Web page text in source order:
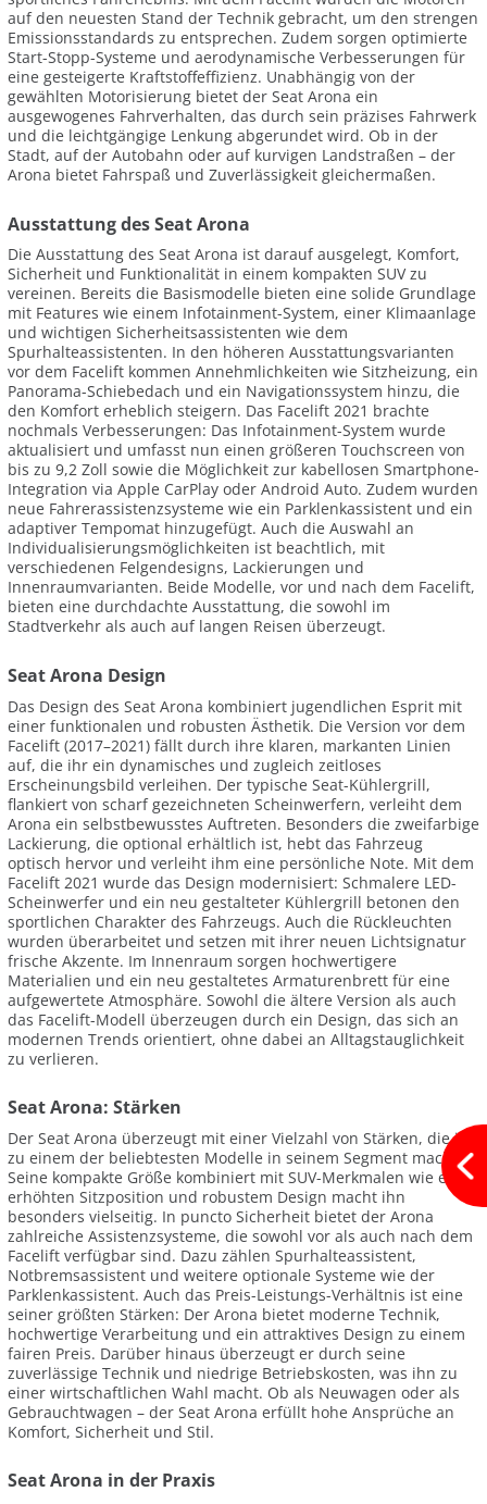
auf den neuesten Stand der Technik gebracht, um den strengen
Emissionsstandards zu entsprechen. Zudem sorgen optimierte
Start-Stopp-Systeme und aerodynamische Verbesserungen für
eine gesteigerte Kraftstoffeffizienz. Unabhängig von der
gewählten Motorisierung bietet der Seat Arona ein
ausgewogenes Fahrverhalten, das durch sein präzises Fahrwerk
und die leichtgängige Lenkung abgerundet wird. Ob in der
Stadt, auf der Autobahn oder auf kurvigen Landstraßen – der
Arona bietet Fahrspaß und Zuverlässigkeit gleichermaßen.
Ausstattung des Seat Arona
Die Ausstattung des Seat Arona ist darauf ausgelegt, Komfort,
Sicherheit und Funktionalität in einem kompakten SUV zu
vereinen. Bereits die Basismodelle bieten eine solide Grundlage
mit Features wie einem Infotainment-System, einer Klimaanlage
und wichtigen Sicherheitsassistenten wie dem
Spurhalteassistenten. In den höheren Ausstattungsvarianten
vor dem Facelift kommen Annehmlichkeiten wie Sitzheizung, ein
Panorama-Schiebedach und ein Navigationssystem hinzu, die
den Komfort erheblich steigern. Das Facelift 2021 brachte
nochmals Verbesserungen: Das Infotainment-System wurde
aktualisiert und umfasst nun einen größeren Touchscreen von
bis zu 9,2 Zoll sowie die Möglichkeit zur kabellosen Smartphone-
Integration via Apple CarPlay oder Android Auto. Zudem wurden
neue Fahrerassistenzsysteme wie ein Parklenkassistent und ein
adaptiver Tempomat hinzugefügt. Auch die Auswahl an
Individualisierungsmöglichkeiten ist beachtlich, mit
verschiedenen Felgendesigns, Lackierungen und
Innenraumvarianten. Beide Modelle, vor und nach dem Facelift,
bieten eine durchdachte Ausstattung, die sowohl im
Stadtverkehr als auch auf langen Reisen überzeugt.
Seat Arona Design
Das Design des Seat Arona kombiniert jugendlichen Esprit mit
einer funktionalen und robusten Ästhetik. Die Version vor dem
Facelift (2017–2021) fällt durch ihre klaren, markanten Linien
auf, die ihr ein dynamisches und zugleich zeitloses
Erscheinungsbild verleihen. Der typische Seat-Kühlergrill,
flankiert von scharf gezeichneten Scheinwerfern, verleiht dem
Arona ein selbstbewusstes Auftreten. Besonders die zweifarbige
Lackierung, die optional erhältlich ist, hebt das Fahrzeug
optisch hervor und verleiht ihm eine persönliche Note. Mit dem
Facelift 2021 wurde das Design modernisiert: Schmalere LED-
Scheinwerfer und ein neu gestalteter Kühlergrill betonen den
sportlichen Charakter des Fahrzeugs. Auch die Rückleuchten
wurden überarbeitet und setzen mit ihrer neuen Lichtsignatur
frische Akzente. Im Innenraum sorgen hochwertigere
Materialien und ein neu gestaltetes Armaturenbrett für eine
aufgewertete Atmosphäre. Sowohl die ältere Version als auch
das Facelift-Modell überzeugen durch ein Design, das sich an
modernen Trends orientiert, ohne dabei an Alltagstauglichkeit
zu verlieren.
Seat Arona: Stärken
Der Seat Arona überzeugt mit einer Vielzahl von Stärken, die ihn
zu einem der beliebtesten Modelle in seinem Segment machen.
Seine kompakte Größe kombiniert mit SUV-Merkmalen wie einer
erhöhten Sitzposition und robustem Design macht ihn
besonders vielseitig. In puncto Sicherheit bietet der Arona
zahlreiche Assistenzsysteme, die sowohl vor als auch nach dem
Facelift verfügbar sind. Dazu zählen Spurhalteassistent,
Notbremsassistent und weitere optionale Systeme wie der
Parklenkassistent. Auch das Preis-Leistungs-Verhältnis ist eine
seiner größten Stärken: Der Arona bietet moderne Technik,
hochwertige Verarbeitung und ein attraktives Design zu einem
fairen Preis. Darüber hinaus überzeugt er durch seine
zuverlässige Technik und niedrige Betriebskosten, was ihn zu
einer wirtschaftlichen Wahl macht. Ob als Neuwagen oder als
Gebrauchtwagen – der Seat Arona erfüllt hohe Ansprüche an
Komfort, Sicherheit und Stil.
Seat Arona in der Praxis